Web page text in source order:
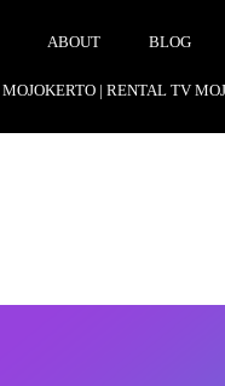
ABOUT BLOG
| RENTAL TV